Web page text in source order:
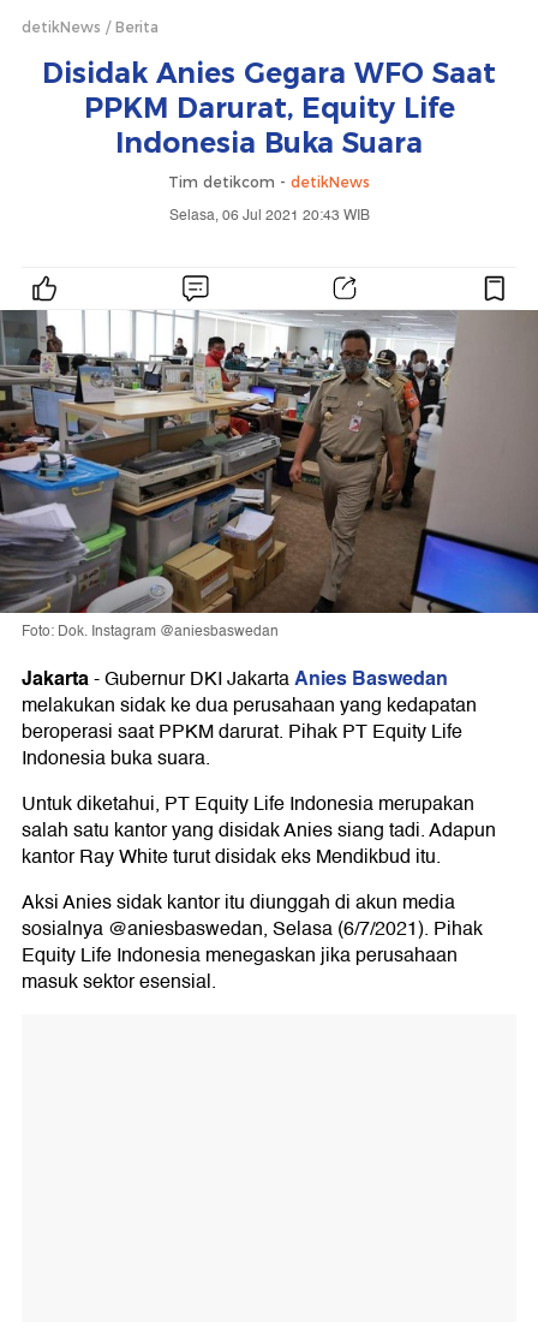
detikNews Berita
Disidak Anies Gegara WFO Saat
PPKM Darurat, Equity Life
Indonesia Buka Suara
Tim detikcom - detikNews
Selasa, 06 Jul 2021 20:43 WIB
Foto: Dok. Instagram @aniesbaswedan
Jakarta-Gubernur DKI JakartaAnies Baswedan
melakukan sidak ke dua perusahaan yang kedapatan
beroperasi saat PPKM darurat. Pihak PT Equity Life
Indonesia buka suara.
Untuk diketahui, PT Equity Life Indonesia merupakan
salah satu kantor yang disidak Anies siang tadi. Adapun
kantor Ray White turut disidak eks Mendikbud itu.
Aksi Anies sidak kantor itu diunggah di akun media
sosialnya @aniesbaswedan, Selasa (6/7/2021). Pihak
Equity Life Indonesia menegaskan jika perusahaan
masuk sektor esensial.